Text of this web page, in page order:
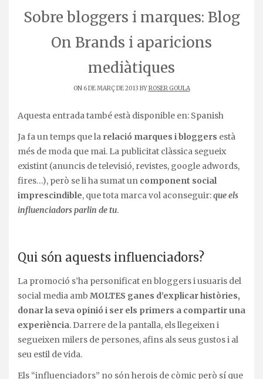
Sobre bloggers i marques: Blog
On Brands i aparicions
mediàtiques
ON 6 DE MARÇ DE 2013 BYROSER GOULA
Aquesta entrada també està disponible en: Spanish
Ja fa un temps que la relació marques i bloggers està
més de moda que mai. La publicitat clàssica segueix
existint (anuncis de televisió, revistes, google adwords,
fires…), però se li ha sumat un component social
imprescindible, que tota marca vol aconseguir:que els
influenciadors parlin de tu.
Qui són aquests influenciadors?
La promoció s’ha personificat en bloggers i usuaris del
social media amb MOLTES ganes d’explicar històries,
donar la seva opinió i ser els primers a compartir una
experiència. Darrere de la pantalla, els llegeixen i
segueixen milers de persones, afins als seus gustos i al
seu estil de vida.
Els “influenciadors” no són herois de còmic però sí que